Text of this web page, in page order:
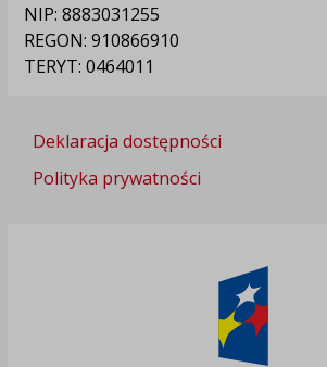
NIP: 8883031255
REGON: 910866910
TERYT: 0464011
Deklaracja dostępności
Polityka prywatności